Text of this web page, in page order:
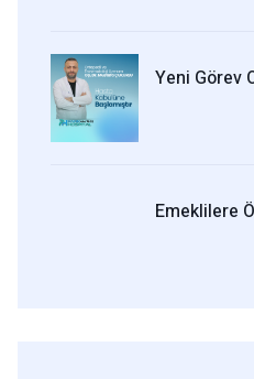
Yeni Görev
Emeklilere